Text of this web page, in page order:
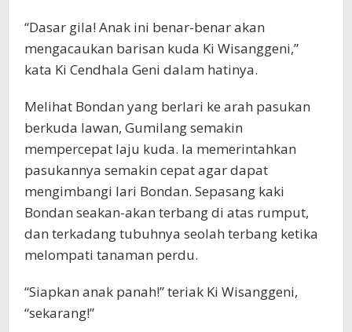
“Dasar gila! Anak ini benar-benar akan
mengacaukan barisan kuda Ki Wisanggeni,”
kata Ki Cendhala Geni dalam hatinya.
Melihat Bondan yang berlari ke arah pasukan
berkuda lawan, Gumilang semakin
mempercepat laju kuda. Ia memerintahkan
pasukannya semakin cepat agar dapat
mengimbangi lari Bondan. Sepasang kaki
Bondan seakan-akan terbang di atas rumput,
dan terkadang tubuhnya seolah terbang ketika
melompati tanaman perdu.
“Siapkan anak panah!” teriak Ki Wisanggeni,
“sekarang!”